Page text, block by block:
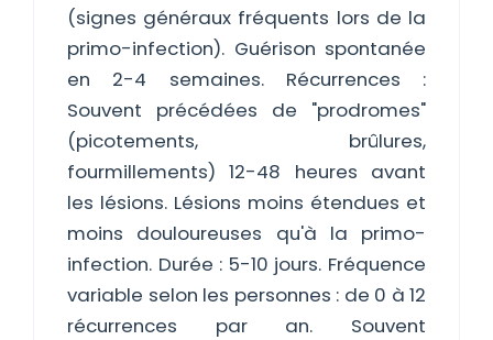
(signes généraux fréquents lors de la
primo-infection). Guérison spontanée
en 2-4 semaines. Récurrences :
Souvent précédées de "prodromes"
(picotements, brûlures,
fourmillements) 12-48 heures avant
les lésions. Lésions moins étendues et
moins douloureuses qu'à la primo-
infection. Durée : 5-10 jours. Fréquence
variable selon les personnes : de 0 à 12
récurrences par an. Souvent